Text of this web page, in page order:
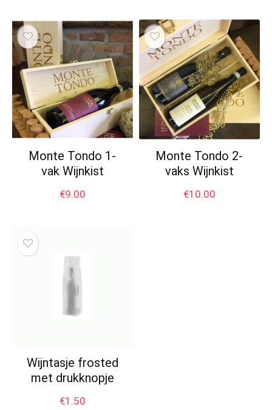
Monte Tondo 1-
vak Wijnkist
€9.00
Monte Tondo 2-
vaks Wijnkist
€10.00
Wijntasje frosted
met drukknopje
€1.50